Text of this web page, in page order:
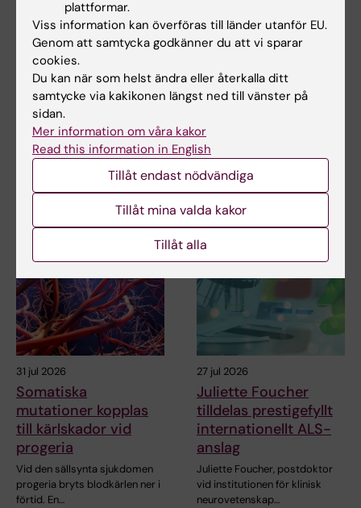
Mer om det här ämnet
Tre KI-forskare får ERC:s startanslag 2022
European Research Council awards €636m in
grants to emerging science talent acr…
Relaterade artiklar
31 jul 2026
Somatiska
mutationer kopplas
till kärlskador vid
progeria
Vid den sällsynta sjukdomen
progeria bryts blodkärlen ner i
förtid. En…
27 jul 2026
Juliette Foucher
tilldelas prestigefyllt
internationellt ALS-
anslag
Juliette Foucher, postdoktor
vid institutionen för klinisk
neurovetenskap…
plattformar.
Viss information kan överföras till länder utanför EU.
Genom att samtycka godkänner du att vi sparar
cookies.
Du kan när som helst ändra eller återkalla ditt
samtycke via kakikonen längst ned till vänster på
sidan.
Mer information om våra kakor
Read this information in English
Tillåt endast nödvändiga
Tillåt mina valda kakor
Tillåt alla